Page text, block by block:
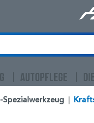
AUTOPFLEGE
Spezialwerkzeug